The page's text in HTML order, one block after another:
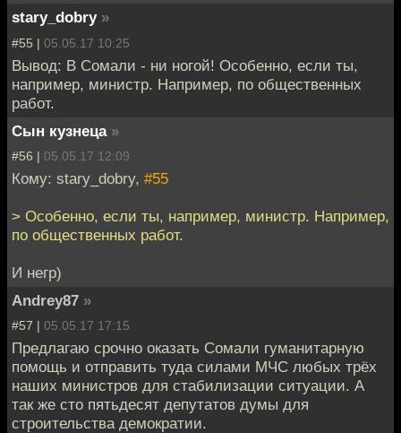
stary_dobry »
#55 | 05.05.17 10:25
Вывод: В Сомали - ни ногой! Особенно, если ты,
например, министр. Например, по общественных
работ.
Сын кузнеца »
#56 | 05.05.17 12:09
Кому: stary_dobry, #55
> Особенно, если ты, например, министр. Например,
по общественных работ.
И негр)
Andrey87 »
#57 | 05.05.17 17:15
Предлагаю срочно оказать Сомали гуманитарную
помощь и отправить туда силами МЧС любых трёх
наших министров для стабилизации ситуации. А
так же сто пятьдесят депутатов думы для
строительства демократии.